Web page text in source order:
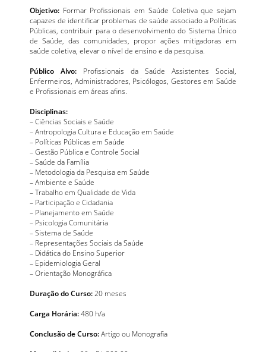
Objetivo: Formar Profissionais em Saúde Coletiva que sejam
capazes de identificar problemas de saúde associado a Políticas
Públicas, contribuir para o desenvolvimento do Sistema Único
de Saúde, das comunidades, propor ações mitigadoras em
saúde coletiva, elevar o nível de ensino e da pesquisa.
Público Alvo: Profissionais da Saúde Assistentes Social,
Enfermeiros, Administradores, Psicólogos, Gestores em Saúde
e Profissionais em áreas afins.
Disciplinas:
– Ciências Sociais e Saúde
– Antropologia Cultura e Educação em Saúde
– Políticas Públicas em Saúde
– Gestão Pública e Controle Social
– Saúde da Família
– Metodologia da Pesquisa em Saúde
– Ambiente e Saúde
– Trabalho em Qualidade de Vida
– Participação e Cidadania
– Planejamento em Saúde
– Psicologia Comunitária
– Sistema de Saúde
– Representações Sociais da Saúde
– Didática do Ensino Superior
– Epidemiologia Geral
– Orientação Monográfica
Duração do Curso:20 meses
Carga Horária:480 h/a
Conclusão de Curso:Artigo ou Monografia